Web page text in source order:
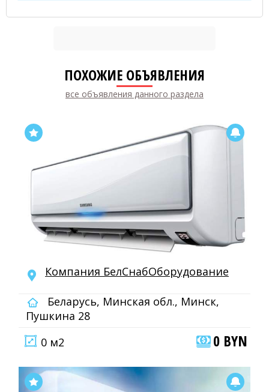
ПОХОЖИЕ ОБЪЯВЛЕНИЯ
все объявления данного раздела
Компания БелСнабОборудование
Беларусь, Минская обл., Минск,
Пушкина 28
0 м2
0 BYN